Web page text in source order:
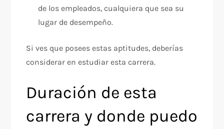
de los empleados, cualquiera que sea su
lugar de desempeño.
Si ves que posees estas aptitudes, deberías
considerar en estudiar esta carrera.
Duración de esta
carrera y donde puedo